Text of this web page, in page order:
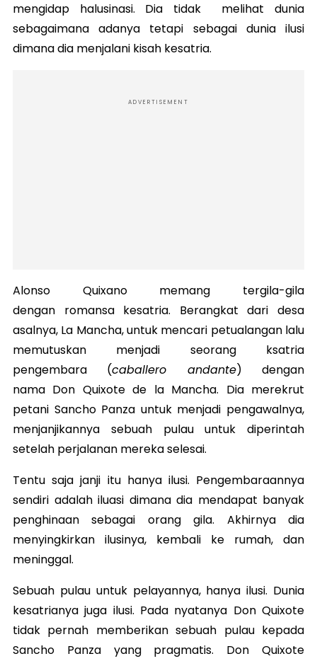
mengidap halusinasi. Dia tidak melihat dunia
sebagaimana adanya tetapi sebagai dunia ilusi
dimana dia menjalani kisah kesatria.
ADVERTISEMENT
Alonso Quixano memang tergila-gila
dengan romansa kesatria. Berangkat dari desa
asalnya, La Mancha, untuk mencari petualangan lalu
memutuskan menjadi seorang ksatria
pengembara (caballero andante) dengan
nama Don Quixote de la Mancha. Dia merekrut
petani Sancho Panza untuk menjadi pengawalnya,
menjanjikannya sebuah pulau untuk diperintah
setelah perjalanan mereka selesai.
Tentu saja janji itu hanya ilusi. Pengembaraannya
sendiri adalah iluasi dimana dia mendapat banyak
penghinaan sebagai orang gila. Akhirnya dia
menyingkirkan ilusinya, kembali ke rumah, dan
meninggal.
Sebuah pulau untuk pelayannya, hanya ilusi. Dunia
kesatrianya juga ilusi. Pada nyatanya Don Quixote
tidak pernah memberikan sebuah pulau kepada
Sancho Panza yang pragmatis. Don Quixote